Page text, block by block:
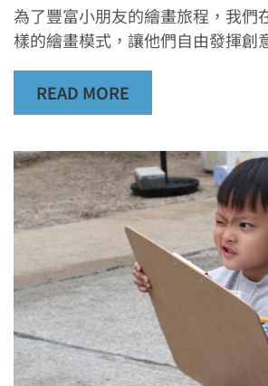
為了豐富小朋友的繪畫旅程，我們
樣的繪畫模式，讓他們自由發揮創
READ MORE